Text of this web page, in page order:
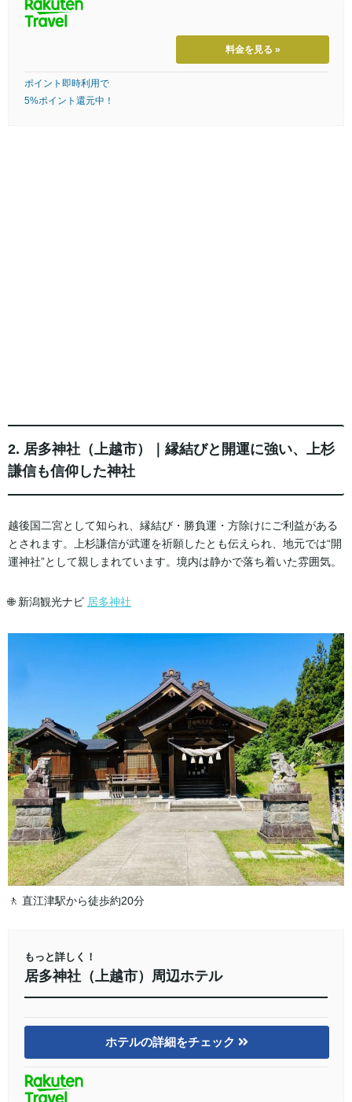
料金を見る »
ポイント即時利用で
5%ポイント還元中！
2. 居多神社（上越市）｜縁結びと開運に強い、上杉
謙信も信仰した神社
越後国二宮として知られ、縁結び・勝負運・方除けにご利益がある
とされます。上杉謙信が武運を祈願したとも伝えられ、地元では“開
運神社”として親しまれています。境内は静かで落ち着いた雰囲気。
🌐 新潟観光ナビ 居多神社
🚶 直江津駅から徒歩約20分
もっと詳しく！
居多神社（上越市）周辺ホテル
ホテルの詳細をチェック